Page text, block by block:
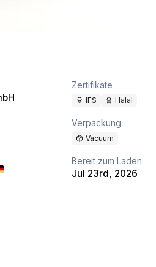
Zertifikate
IFS Halal
Verpackung
Vacuum
Bereit zum Laden
Jul 23rd, 2026